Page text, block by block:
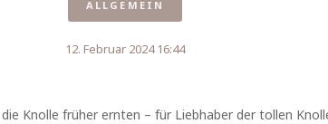
ALLGEMEIN
12. Februar 2024 16:44
Knolle früher ernten – für Liebhaber der tollen